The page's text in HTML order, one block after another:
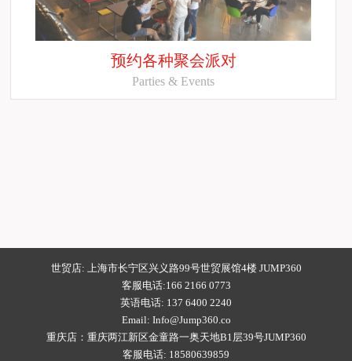
预约各种聚会派对
Parties & Events
世贸店: 上海市长宁区兴义路99号世贸展馆4楼 JUMP360
客服电话:166 2166 0773
英语电话: 137 6400 2240
Email: Info@Jump360.co
重庆店：重庆两江新区金童路一奥天地B1层39号JUMP360
客服电话: 18580639859